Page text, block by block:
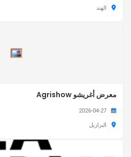
الهند
معرض أغريشو Agrishow
البرازيل